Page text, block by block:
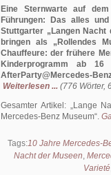
Eine Sternwarte auf
Führungen: Das alles
Stuttgarter „Langen
bringen als „Rollendes
Chauffeure: der frühere
Kinderprogramm ab
AfterParty@Mercedes-
Weiterlesen ... (776 Wörter,
Gesamter Artikel:
Lange
Mercedes-Benz Museum .
Tags:10 Jahre Mercedes-
Nacht der Museen,
Varieté